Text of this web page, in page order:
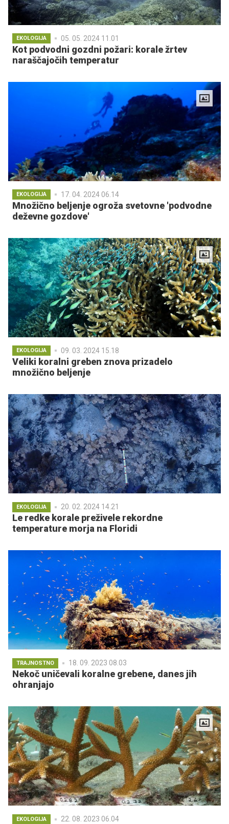
EKOLOGIJA 05. 05. 2024 11.01
Kot podvodni gozdni požari: korale žrtev
naraščajočih temperatur
EKOLOGIJA 17. 04. 2024 06.14
Množično beljenje ogroža svetovne 'podvodne
deževne gozdove'
EKOLOGIJA 09. 03. 2024 15.18
Veliki koralni greben znova prizadelo
množično beljenje
EKOLOGIJA 20. 02. 2024 14.21
Le redke korale preživele rekordne
temperature morja na Floridi
TRAJNOSTNO 18. 09. 2023 08.03
Nekoč uničevali koralne grebene, danes jih
ohranjajo
EKOLOGIJA 22. 08. 2023 06.04